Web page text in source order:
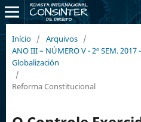
Início / Arquivos /
ANO III – NÚMERO V - 2º SEM.
Globalización
/
Reforma Constitucional